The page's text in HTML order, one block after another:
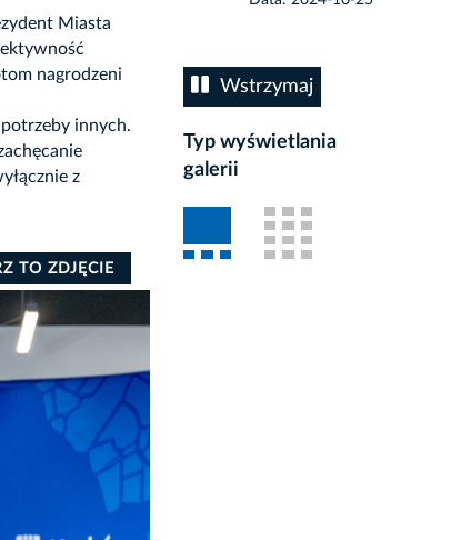
Wstrzymaj
Typ wyświetlania
galerii
Miasta
nagrodzeni
innych.
z
TO ZDJĘCIE